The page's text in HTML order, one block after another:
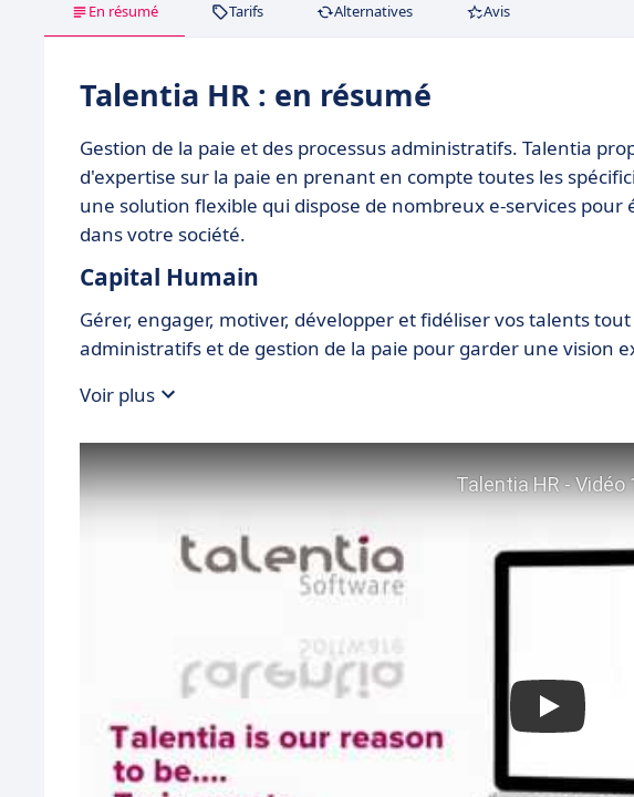
En résumé Tarifs Alternatives Avis
Talentia HR : en résumé
Gestion de la paie et des processus administratifs. Talentia
d'expertise sur la paie en prenant en compte toutes les
une solution flexible qui dispose de nombreux e-services
dans votre société.
Capital Humain
Gérer, engager, motiver, développer et fidéliser vos talents
administratifs et de gestion de la paie pour garder une vision
Voir plus